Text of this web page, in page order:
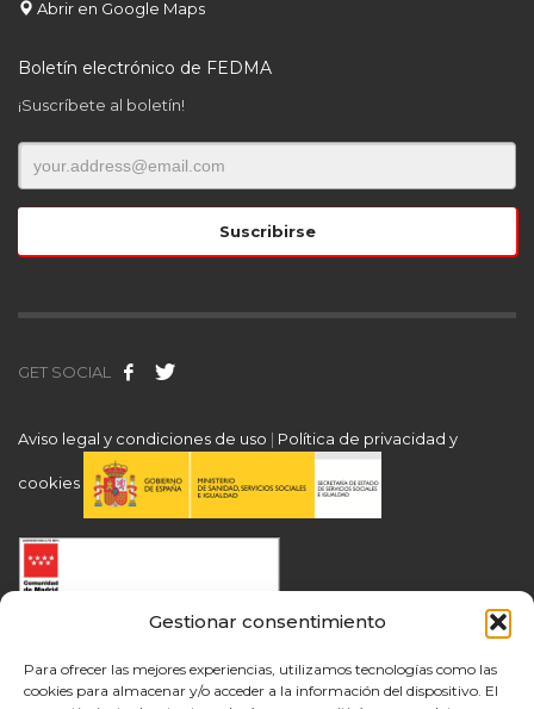
Gestionar consentimiento
Para ofrecer las mejores experiencias, utilizamos tecnologías como las
cookies para almacenar y/o acceder a la información del dispositivo. El
Abrir en Google Maps
Boletín electrónico de FEDMA
¡Suscríbete al boletín!
GET SOCIAL
Aviso legal y condiciones de uso | Política de privacidad y
cookies